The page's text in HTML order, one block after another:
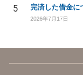
5 完済した借金に
2026年7月17日